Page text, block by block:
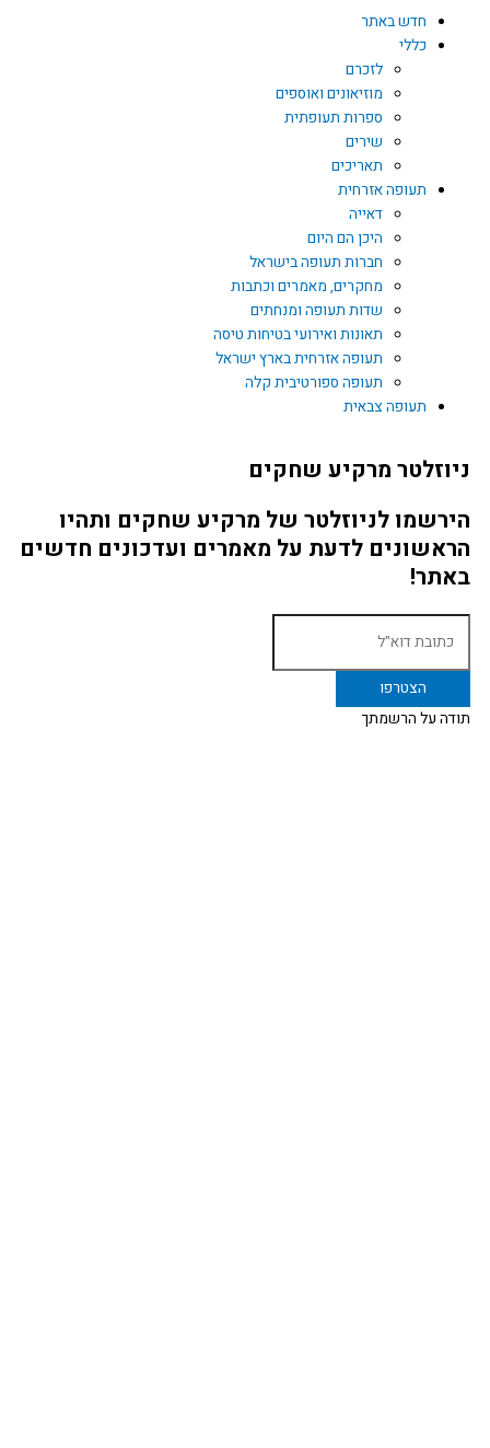
חדש באתר
כללי
לזכרם
מוזיאונים ואוספים
ספרות תעופתית
שירים
תאריכים
תעופה אזרחית
דאייה
היכן הם היום
חברות תעופה בישראל
מחקרים, מאמרים וכתבות
שדות תעופה ומנחתים
תאונות ואירועי בטיחות טיסה
תעופה אזרחית בארץ ישראל
תעופה ספורטיבית קלה
תעופה צבאית
ניוזלטר מרקיע שחקים
הירשמו לניוזלטר של מרקיע שחקים ותהיו
הראשונים לדעת על מאמרים ועדכונים חדשים
באתר!
תודה על הרשמתך